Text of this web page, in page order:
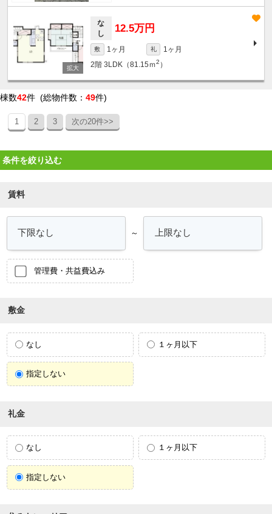
な
し
12.5万円
敷 1ヶ月 礼
1ヶ月
2階 3LDK（81.15ｍ2 ）
棟数42件 (総物件数： 49件)
1 2 3 次の20件>>
条件を絞り込む
賃料
～
管理費・共益費込み
敷金
なし １ヶ月以下
指定しない
礼金
なし １ヶ月以下
指定しない